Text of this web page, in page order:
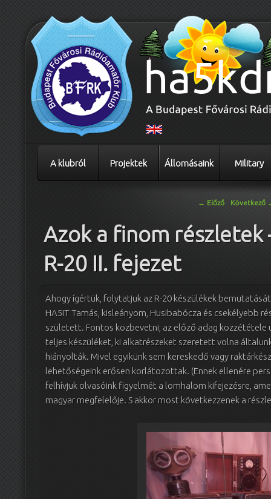
A klubról Projektek Állomásaink Military
← Előző Következő
Azok a finom részletek
R-20 II. fejezet
Ahogy ígértük, folytatjuk az R-20 készülékek
HA5IT Tamás, kisleányom, Husibabócza és csekélyebb
született. Fontos közbevetni, az előző adag közzététele
teljes készüléket, ki alkatrészeket szeretett volna
hiányolták. Mivel egyikünk sem kereskedő vagy
lehetőségeink erősen korlátozottak. (Ennek ellenére
felhívjuk olvasóink figyelmét a lomhalom kifejezésre,
magyar megfelelője. S akkor most következzenek a